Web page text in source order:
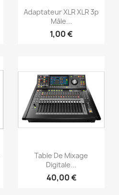
Aperçu rapide
Adaptateur XLR XLR 3p
Mâle...
1,00 €
Aperçu rapide
Table De Mixage
Digitale...
40,00 €